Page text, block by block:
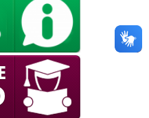
European Commission |